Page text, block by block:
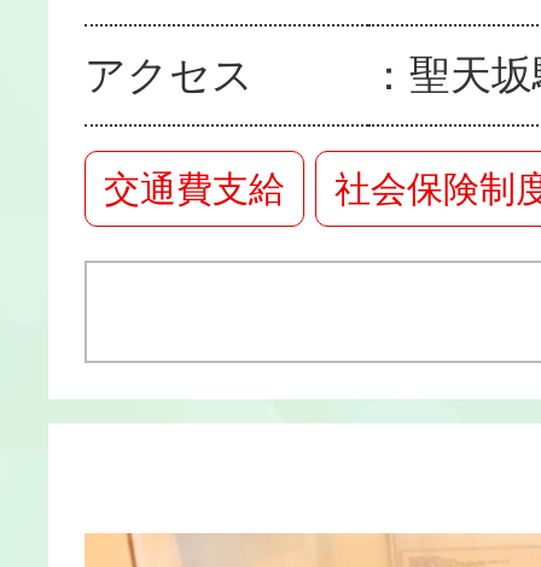
アクセス 聖天
交通費支給 社会保険制